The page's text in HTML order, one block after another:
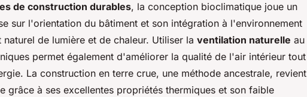
de construction durables, la conception bioclimatique joue un
sur l'orientation du bâtiment et son intégration à l'environnement
de lumière et de chaleur. Utiliser la ventilation naturelle au
permet également d'améliorer la qualité de l'air intérieur tout
La construction en terre crue, une méthode ancestrale, revient
grâce à ses excellentes propriétés thermiques et son faible